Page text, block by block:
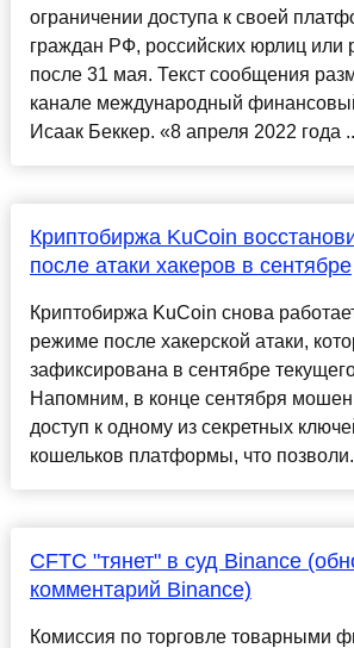
ограничении доступа к своей
граждан РФ, российских юрлиц или
после 31 мая. Текст сообщения
канале международный
Исаак Беккер. «8 апреля 2022 года
Криптобиржа KuCoin
после атаки хакеров в сентябре
Криптобиржа KuCoin снова
режиме после хакерской атаки,
зафиксирована в сентябре
Напомним, в конце сентября
доступ к одному из секретных
кошельков платформы, что
CFTC "тянет" в суд Binance
комментарий Binance)
Комиссия по торговле товарными